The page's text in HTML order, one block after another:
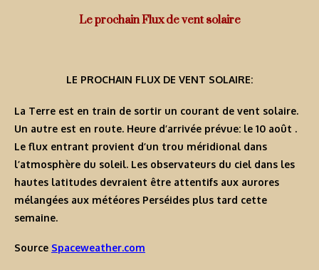
Le prochain Flux de vent solaire
LE PROCHAIN FLUX DE VENT SOLAIRE:
La Terre est en train de sortir un courant de vent solaire.
Un autre est en route. Heure d’arrivée prévue: le 10 août .
Le flux entrant provient d’un trou méridional dans
l’atmosphère du soleil. Les observateurs du ciel dans les
hautes latitudes devraient être attentifs aux aurores
mélangées aux météores Perséides plus tard cette
semaine.
Source Spaceweather.com